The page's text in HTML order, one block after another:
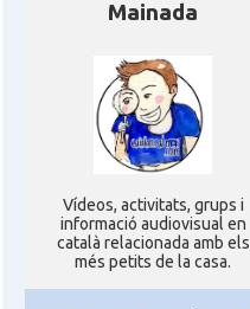
Mainada
Ví­deos, activitats, grups i
informació audiovisual en
català relacionada amb els
més petits de la casa.